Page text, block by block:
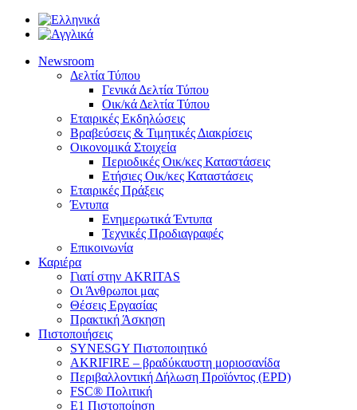
Newsroom
Δελτία Τύπου
Γενικά Δελτία Τύπου
Οικ/κά Δελτία Τύπου
Εταιρικές Εκδηλώσεις
Βραβεύσεις & Τιμητικές Διακρίσεις
Οικονομικά Στοιχεία
Περιοδικές Οικ/κες Καταστάσεις
Ετήσιες Οικ/κες Καταστάσεις
Εταιρικές Πράξεις
Έντυπα
Ενημερωτικά Έντυπα
Τεχνικές Προδιαγραφές
Επικοινωνία
Καριέρα
Γιατί στην AKRITAS
Οι Άνθρωποι μας
Θέσεις Εργασίας
Πρακτική Άσκηση
Πιστοποιήσεις
SYNESGY Πιστοποιητικό
AKRIFIRE – βραδύκαυστη μοριοσανίδα
Περιβαλλοντική Δήλωση Προϊόντος (EPD)
FSC® Πολιτική
E1 Πιστοποίηση